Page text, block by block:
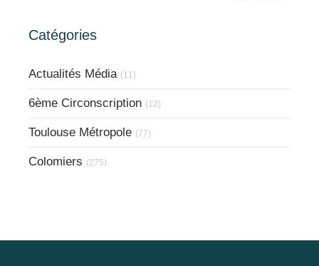
Catégories
Actualités Média (11)
6ème Circonscription (12)
Toulouse Métropole (77)
Colomiers (275)